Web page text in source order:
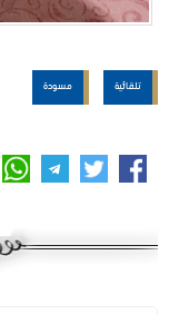
تلقائية مسودة